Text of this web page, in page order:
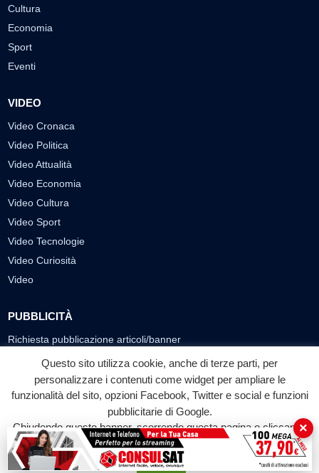
Cultura
Economia
Sport
Eventi
VIDEO
Video Cronaca
Video Politica
Video Attualità
Video Economia
Video Cultura
Video Sport
Video Tecnologie
Video Curiosità
Video
PUBBLICITÀ
Richiesta pubblicazione articoli/banner
SEGUICI SUI SOCIAL
f
Facebook
◎ ▶
YouTube
© 2026 LABTV - Tutti i diritti riservati
Questo sito utilizza cookie, anche di terze parti, per
personalizzare i contenuti come widget per ampliare le
funzionalità del sito, opzioni Facebook, Twitter e social e funzioni
pubblicitarie di Google.
Chiudendo questo banner, scorrendo questa pagina o cliccando
su qualunque suo elemento acconsenti all'uso dei cookie.
Accetta
×